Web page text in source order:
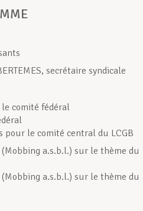
secrétaire syndicale
comité fédéral
pour le comité central du LCGB
(Mobbing a.s.b.l.) sur le thème du
(Mobbing a.s.b.l.) sur le thème du